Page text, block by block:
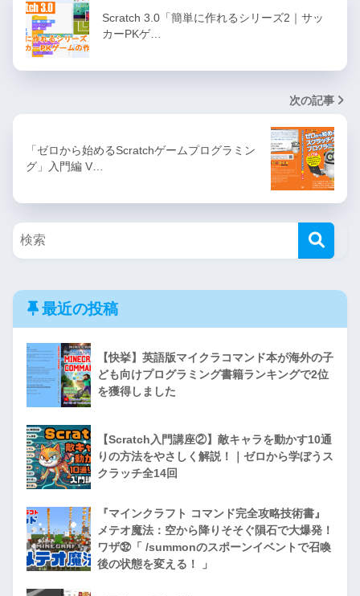
Scratch 3.0「簡単に作れるシリーズ2｜サッ
カーPKゲ…
次の記事
「ゼロから始めるScratchゲームプログラミン
グ」入門編 V…
最近の投稿
【快挙】英語版マイクラコマンド本が海外の子
ども向けプログラミング書籍ランキングで2位
を獲得しました
【Scratch入門講座②】敵キャラを動かす10通
りの方法をやさしく解説！｜ゼロから学ぼうス
クラッチ全14回
『マインクラフト コマンド完全攻略技術書』
メテオ魔法：空から降りそそぐ隕石で大爆発！
ワザ㉜「 /summonのスポーンイベントで召喚
後の状態を変える！ 」